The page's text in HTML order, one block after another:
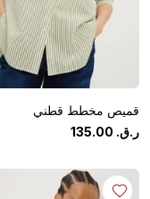
قميص مخطط قطني
ر.ق.
135.00